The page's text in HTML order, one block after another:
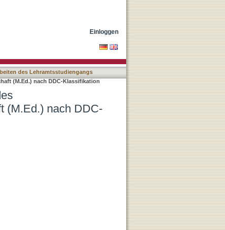
Einloggen
des Lehramtsstudiengangs
(M.Ed.) nach DDC-Klassifikation
(M.Ed.) nach DDC-